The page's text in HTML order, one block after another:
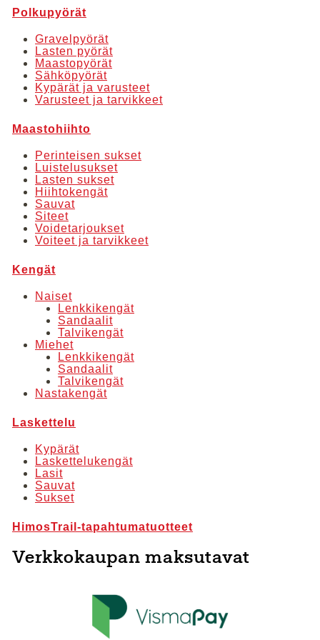
muunnelma.
Voit
tehdä
valinnat
tuotteen
sivulla.
Polkupyörät
Gravelpyörät
Lasten pyörät
Maastopyörät
Sähköpyörät
Kypärät ja varusteet
Varusteet ja tarvikkeet
Maastohiihto
Perinteisen sukset
Luistelusukset
Lasten sukset
Hiihtokengät
Sauvat
Siteet
Voidetarjoukset
Voiteet ja tarvikkeet
Kengät
Naiset
Lenkkikengät
Sandaalit
Talvikengät
Miehet
Lenkkikengät
Sandaalit
Talvikengät
Nastakengät
Laskettelu
Kypärät
Laskettelukengät
Lasit
Sauvat
Sukset
HimosTrail-tapahtumatuotteet
Verkkokaupan maksutavat